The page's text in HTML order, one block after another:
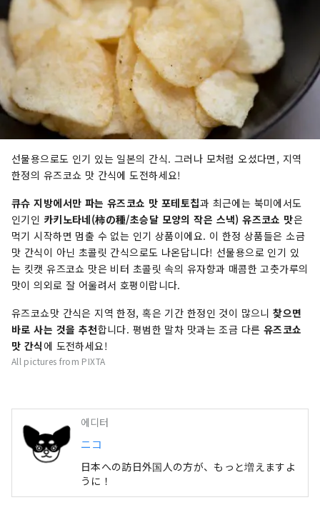
선물용으로도 인기 있는 일본의 간식. 그러나 모처럼 오셨다면, 지역
한정의 유즈코쇼 맛 간식에 도전하세요!
큐슈 지방에서만 파는 유즈코쇼 맛 포테토칩과 최근에는 북미에서도
인기인 카키노타네(柿の種/초승달 모양의 작은 스낵) 유즈코쇼 맛은
먹기 시작하면 멈출 수 없는 인기 상품이에요. 이 한정 상품들은 소금
맛 간식이 아닌 초콜릿 간식으로도 나온답니다! 선물용으로 인기 있
는 킷캣 유즈코쇼 맛은 비터 초콜릿 속의 유자향과 매콤한 고춧가루의
맛이 의외로 잘 어울려서 호평이랍니다.
유즈코쇼맛 간식은 지역 한정, 혹은 기간 한정인 것이 많으니찾으면
바로 사는 것을 추천합니다. 평범한 말차 맛과는 조금 다른 유즈코쇼
맛 간식 에 도전하세요!
All pictures from PIXTA
에디터
ニコ
日本への訪日外国人の方が、もっと増えますよ
うに！